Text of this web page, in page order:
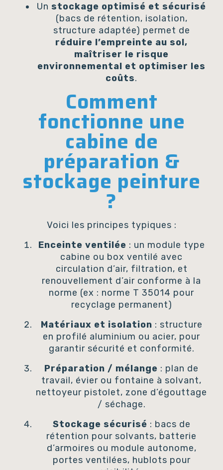
Un stockage optimisé et sécurisé
(bacs de rétention, isolation,
structure adaptée) permet de
réduire l’empreinte au sol,
maîtriser le risque
environnemental et optimiser les
coûts.
Comment
fonctionne une
cabine de
préparation &
stockage peinture
?
Voici les principes typiques :
Enceinte ventilée : un module type
cabine ou box ventilé avec
circulation d’air, filtration, et
renouvellement d’air conforme à la
norme (ex : norme T 35014 pour
recyclage permanent)
Matériaux et isolation : structure
en profilé aluminium ou acier, pour
garantir sécurité et conformité.
Préparation / mélange : plan de
travail, évier ou fontaine à solvant,
nettoyeur pistolet, zone d’égouttage
/ séchage.
Stockage sécurisé : bacs de
rétention pour solvants, batterie
d’armoires ou module autonome,
portes ventilées, hublots pour